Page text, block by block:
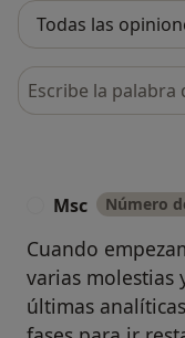
Busca en opiniones
Msc Número
Cuando
varias molestias
últimas